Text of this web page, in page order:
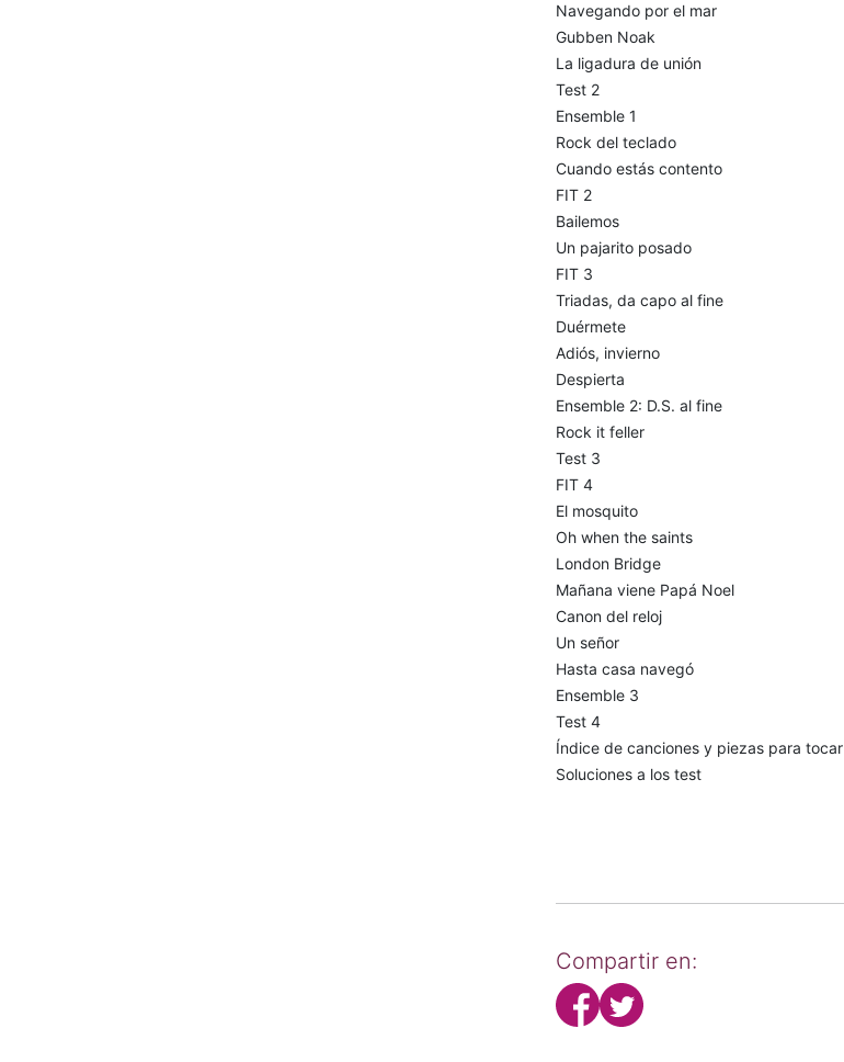
Navegando por el mar
Gubben Noak
La ligadura de unión
Test 2
Ensemble 1
Rock del teclado
Cuando estás contento
FIT 2
Bailemos
Un pajarito posado
FIT 3
Triadas, da capo al fine
Duérmete
Adiós, invierno
Despierta
Ensemble 2: D.S. al fine
Rock it feller
Test 3
FIT 4
El mosquito
Oh when the saints
London Bridge
Mañana viene Papá Noel
Canon del reloj
Un señor
Hasta casa navegó
Ensemble 3
Test 4
Índice de canciones y piezas para tocar
Soluciones a los test
Compartir en: